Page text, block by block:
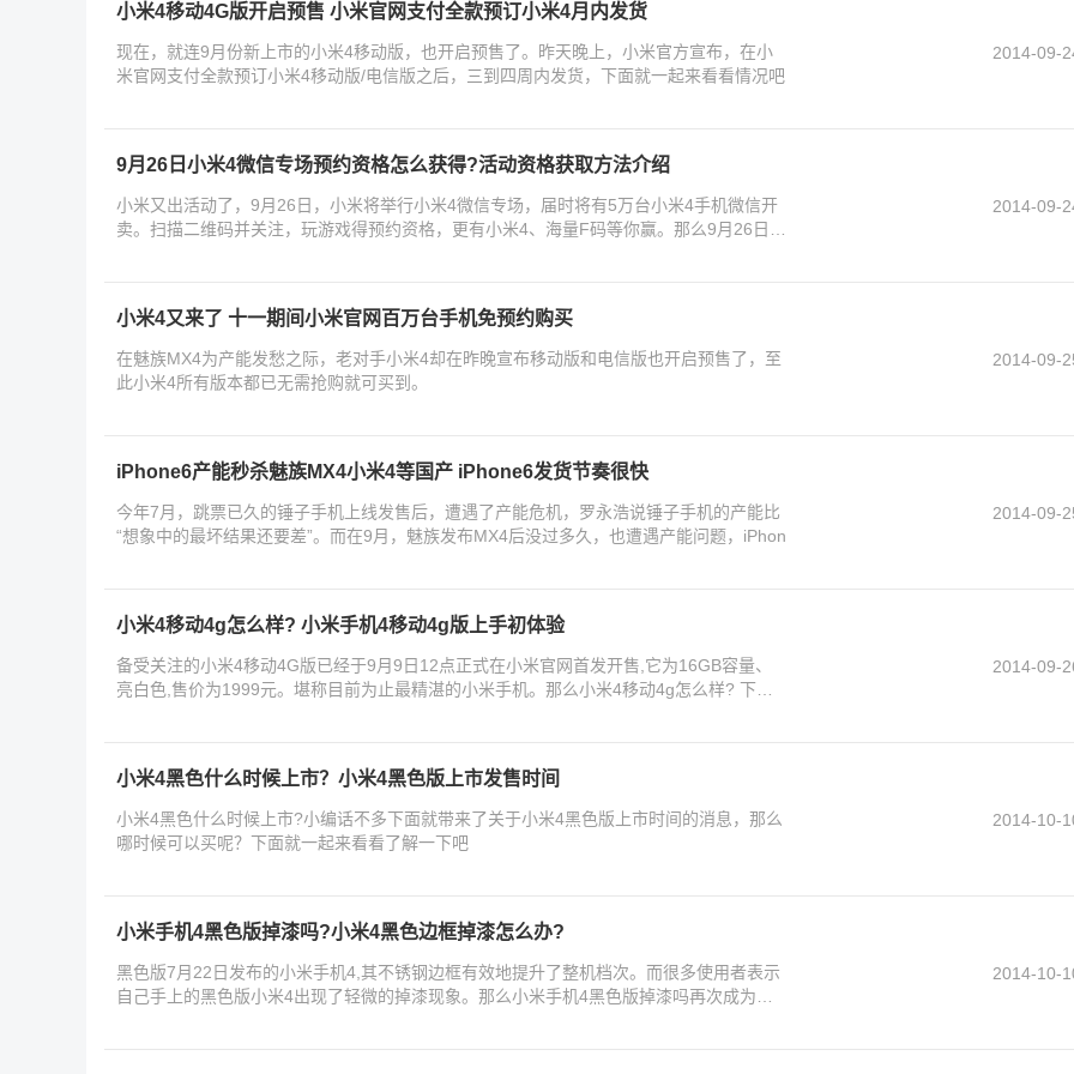
小米4移动4G版开启预售 小米官网支付全款预订小米4月内发货
现在，就连9月份新上市的小米4移动版，也开启预售了。昨天晚上，小米官方宣布，在小
米官网支付全款预订小米4移动版/电信版之后，三到四周内发货，下面就一起来看看情况吧
2014-09-
9月26日小米4微信专场预约资格怎么获得?活动资格获取方法介绍
小米又出活动了，9月26日，小米将举行小米4微信专场，届时将有5万台小米4手机微信开
卖。扫描二维码并关注，玩游戏得预约资格，更有小米4、海量F码等你赢。那么9月26日小
2014-09-
小米4又来了 十一期间小米官网百万台手机免预约购买
在魅族MX4为产能发愁之际，老对手小米4却在昨晚宣布移动版和电信版也开启预售了，至
此小米4所有版本都已无需抢购就可买到。
2014-09-
iPhone6产能秒杀魅族MX4小米4等国产 iPhone6发货节奏很快
今年7月，跳票已久的锤子手机上线发售后，遭遇了产能危机，罗永浩说锤子手机的产能比
“想象中的最坏结果还要差”。而在9月，魅族发布MX4后没过多久，也遭遇产能问题，iPhon
2014-09-
小米4移动4g怎么样? 小米手机4移动4g版上手初体验
备受关注的小米4移动4G版已经于9月9日12点正式在小米官网首发开售,它为16GB容量、
亮白色,售价为1999元。堪称目前为止最精湛的小米手机。那么小米4移动4g怎么样? 下面
2014-09-
小米4黑色什么时候上市？小米4黑色版上市发售时间
小米4黑色什么时候上市?小编话不多下面就带来了关于小米4黑色版上市时间的消息，那么
哪时候可以买呢？下面就一起来看看了解一下吧
2014-10-
小米手机4黑色版掉漆吗?小米4黑色边框掉漆怎么办?
黑色版7月22日发布的小米手机4,其不锈钢边框有效地提升了整机档次。而很多使用者表示
自己手上的黑色版小米4出现了轻微的掉漆现象。那么小米手机4黑色版掉漆吗再次成为很
2014-10-